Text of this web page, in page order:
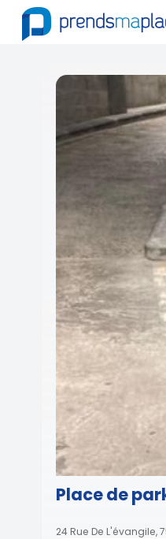
Place de
24 Rue De L'évangile,